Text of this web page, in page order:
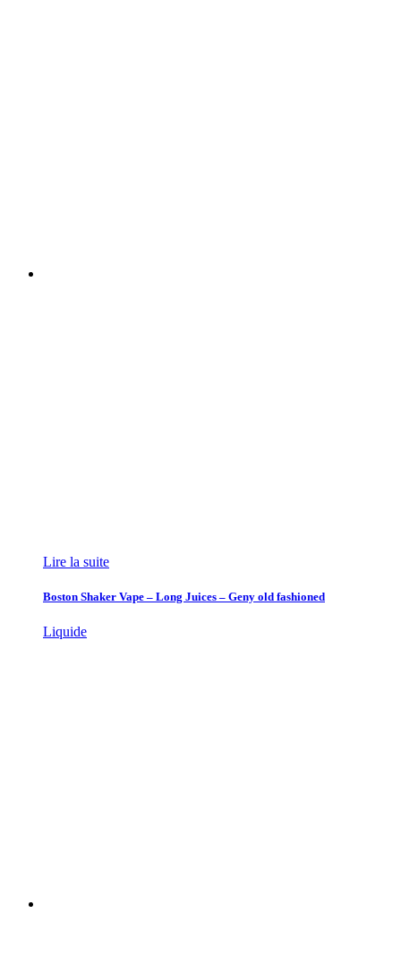
Lire la suite
Boston Shaker Vape – Long Juices – Geny old fashioned
Liquide